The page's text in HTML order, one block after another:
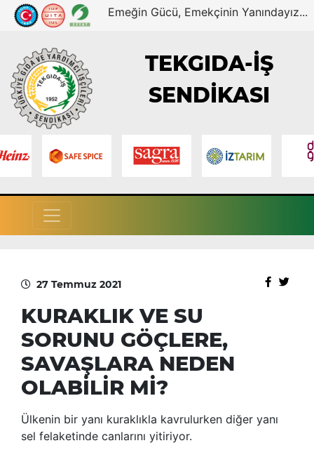
Emeğin Gücü, Emekçinin Yanındayız...
TEKGIDA-İŞ
SENDİKASI
27 Temmuz 2021
KURAKLIK VE SU
SORUNU GÖÇLERE,
SAVAŞLARA NEDEN
OLABİLİR Mİ?
Ülkenin bir yanı kuraklıkla kavrulurken diğer yanı
sel felaketinde canlarını yitiriyor.